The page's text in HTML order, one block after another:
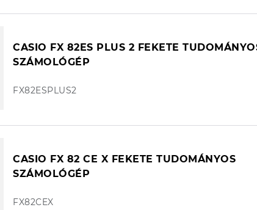
CASIO FX 82ES PLUS 2 FEKETE
SZÁMOLÓGÉP
FX82ESPLUS2
CASIO FX 82 CE X FEKETE TUDOMÁNYOS
SZÁMOLÓGÉP
FX82CEX